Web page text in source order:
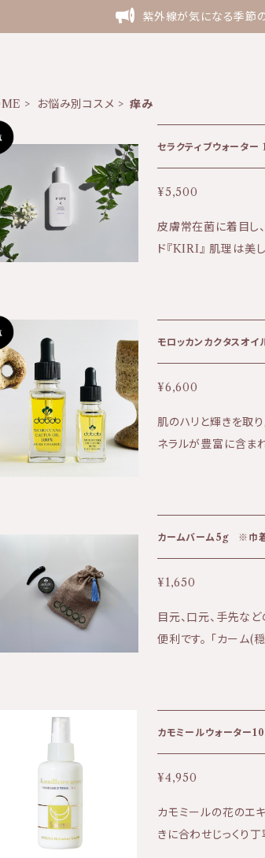
紫外線が気になる季節
お悩み別コスメ 痒み
セラクティブウォータ
¥5,500
皮膚常在菌に着目し
ド『KIRI』 肌理は美しく健やか
商品購入時にオプシ
ます。 KIRI公式ホームページはこちら⇩ https://kiri-skin-japan.j
gories/4002042
モロッカンカクタスオ
¥6,600
肌のハリと輝きを取
ネラルが豊富に含ま
種子オイル 100％
カームバーム5g ※巾
¥1,650
目元、口元、手先な
便利です。 「カーム(
ルの澄みきった香りが、心も肌も
※巾着のデザインは選べません 【全成分 】 ミツ
カモミールウォーター
¥4,950
カモミールの花のエ
きに合わせじっくり